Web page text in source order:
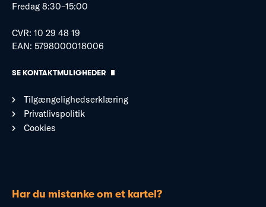
Fredag 8:30–15:00
CVR: 10 29 48 19
EAN: 5798000018006
SE KONTAKTMULIGHEDER
Tilgængelighedserklæring
Privatlivspolitik
Cookies
Har du mistanke om et kartel?